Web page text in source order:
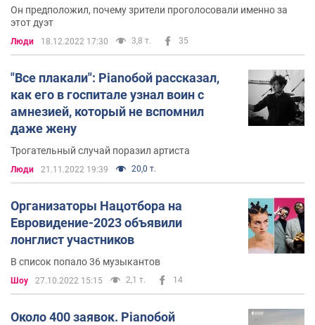
Он предположил, почему зрители проголосовали именно за
этот дуэт
Люди 18.12.2022 17:30 3,8 т. 35
"Все плакали": Pianoбой рассказал,
как его в госпитале узнал воин с
амнезией, который не вспомнил
даже жену
Трогательный случай поразил артиста
Люди 21.11.2022 19:39 20,0 т.
Организаторы Нацотбора на
Евровидение-2023 объявили
лонглист участников
В список попало 36 музыкантов
Шоу 27.10.2022 15:15 2,1 т. 14
Около 400 заявок. Pianoбой